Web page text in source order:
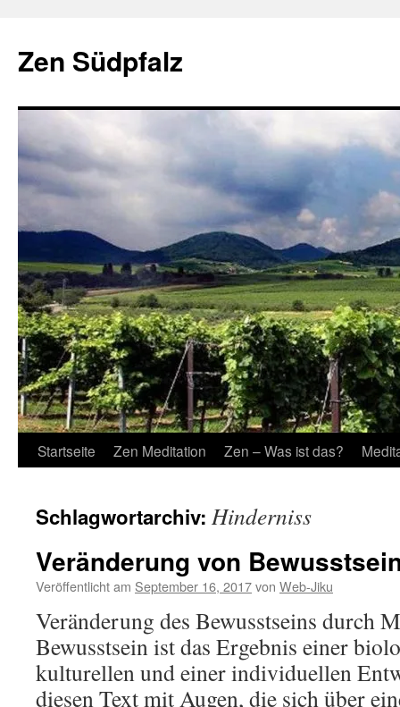
springen
Zen Südpfalz
Startseite Zen Meditation Zen – Was ist das?
Schlagwortarchiv: Hinderniss
Veränderung von
Veröffentlicht am September 16, 2017von Web-Jiku
Veränderung des Bewusstseins durch
Bewusstsein ist das Ergebnis einer
kulturellen und einer individuellen
diesen Text mit Augen, die sich über